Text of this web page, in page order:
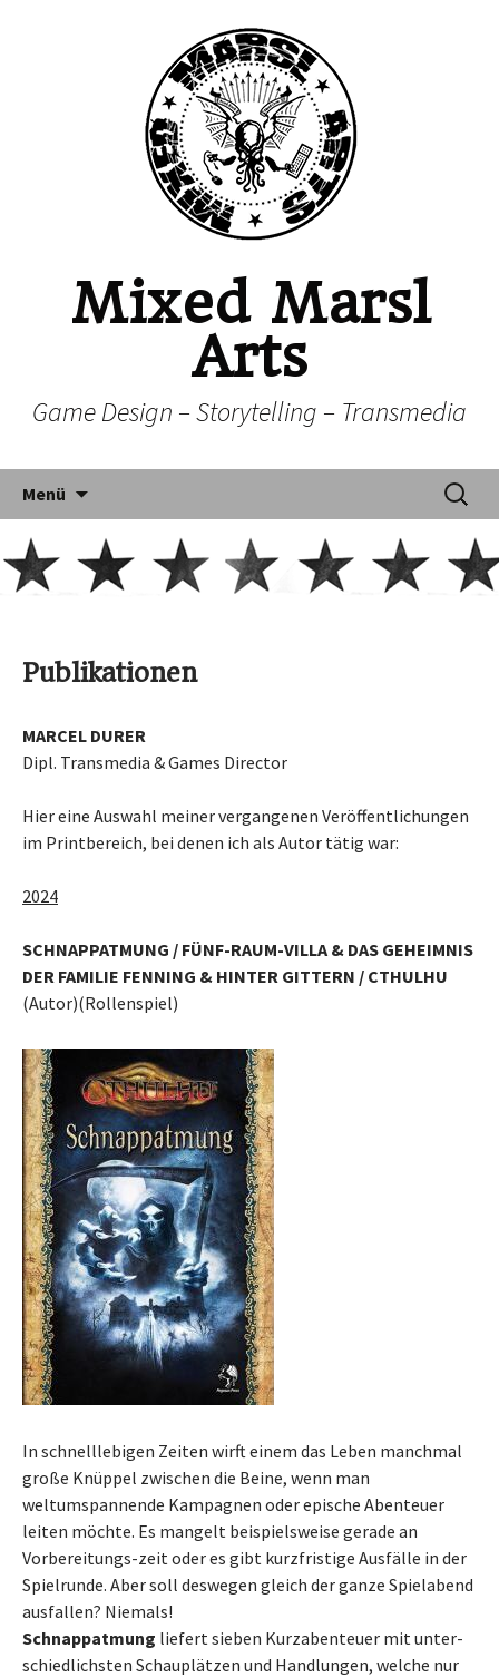
Mixed Marsl
Arts
Game Design – Storytelling – Transmedia
Menü
Suchen
nach:
Publikationen
MARCEL DURER
Dipl. Transmedia & Games Director
Hier eine Auswahl meiner vergangenen Veröffentlichungen
im Printbereich, bei denen ich als Autor tätig war:
2024
SCHNAPPATMUNG / FÜNF-RAUM-VILLA & DAS GEHEIMNIS
DER FAMILIE FENNING & HINTER GITTERN / CTHULHU
(Autor)(Rollenspiel)
In schnelllebigen Zeiten wirft einem das Leben manchmal
große Knüppel zwischen die Beine, wenn man
weltumspannende Kampagnen oder epische Abenteuer
leiten möchte. Es mangelt beispielsweise gerade an
Vorbereitungs-zeit oder es gibt kurzfristige Ausfälle in der
Spielrunde. Aber soll deswegen gleich der ganze Spielabend
ausfallen? Niemals!
Schnappatmung liefert sieben Kurzabenteuer mit unter-
schiedlichsten Schauplätzen und Handlungen, welche nur